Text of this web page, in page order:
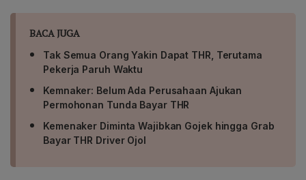
BACA JUGA
Tak Semua Orang Yakin Dapat THR, Terutama
Pekerja Paruh Waktu
Kemnaker: Belum Ada Perusahaan Ajukan
Permohonan Tunda Bayar THR
Kemenaker Diminta Wajibkan Gojek hingga Grab
Bayar THR Driver Ojol